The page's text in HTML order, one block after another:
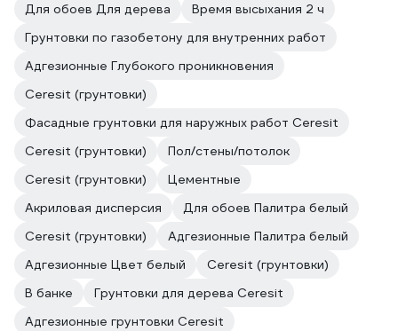
Для обоев Для дерева
Время высыхания 2 ч
Грунтовки по газобетону для внутренних работ
Адгезионные Глубокого проникновения
Ceresit (грунтовки)
Фасадные грунтовки для наружных работ Ceresit
Ceresit (грунтовки)
Пол/стены/потолок
Ceresit (грунтовки)
Цементные
Акриловая дисперсия
Для обоев Палитра белый
Ceresit (грунтовки)
Адгезионные Палитра белый
Адгезионные Цвет белый
Ceresit (грунтовки)
В банке
Грунтовки для дерева Ceresit
Адгезионные грунтовки Ceresit